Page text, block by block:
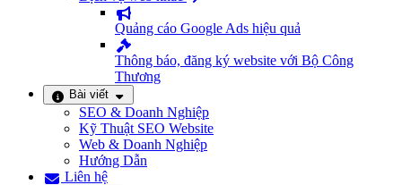
Quảng cáo Google Ads hiệu quả
Thông báo, đăng ký website với Bộ Công
Thương
Bài viết
SEO & Doanh Nghiệp
Kỹ Thuật SEO Website
Web & Doanh Nghiệp
Hướng Dẫn
Liên hệ